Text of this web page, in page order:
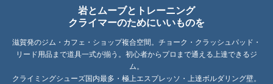
岩とムーブとトレーニング
クライマーのためにいいものを
滋賀発のジム・カフェ・ショップ複合空間。チョーク・クラッシュパッド・
リード用品まで道具一式が揃う。初心者からプロまで通える上達できるジ
ム。
クライミングシューズ国内最多・極上エスプレッソ・上達ボルダリング壁。